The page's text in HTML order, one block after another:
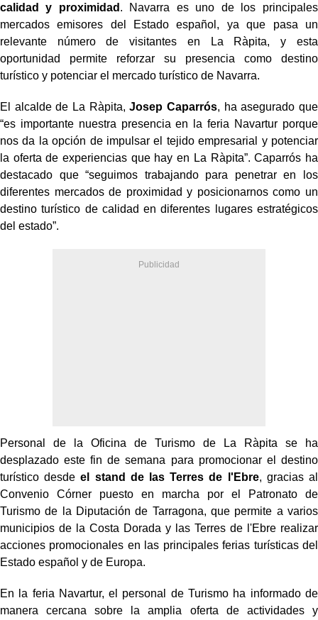
calidad y proximidad . Navarra es uno de los principales
mercados emisores del Estado español, ya que pasa un
relevante número de visitantes en La Ràpita, y esta
oportunidad permite reforzar su presencia como destino
turístico y potenciar el mercado turístico de Navarra.
El alcalde de La Ràpita,Josep Caparrós, ha asegurado que
“es importante nuestra presencia en la feria Navartur porque
nos da la opción de impulsar el tejido empresarial ypotenciar
la oferta de experiencias que hay en La Ràpita”. Caparrós ha
destacado que “seguimos trabajando para penetrar en los
diferentes mercados de proximidad y posicionarnos como un
destino turístico de calidad en diferentes lugares estratégicos
del estado”.
Personal de la Oficina de Turismo de La Ràpita se ha
desplazado este fin de semana para promocionar el destino
turístico desdeel stand de las Terres de l'Ebre, gracias al
Convenio Córner puesto en marcha por el Patronato de
Turismo de la Diputación de Tarragona, que permite a varios
municipios de la Costa Dorada y las Terres de l'Ebre realizar
acciones promocionales en las principales ferias turísticas del
Estado español y de Europa.
En la feria Navartur, el personal de Turismo ha informado de
manera cercana sobre la amplia oferta de actividades y